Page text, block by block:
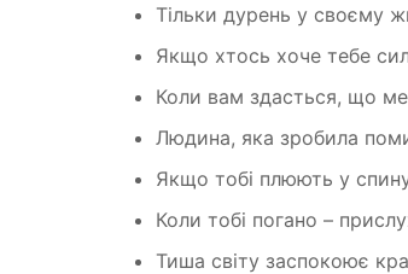
Тільки дурень у своєму
Якщо хтось хоче тебе
Коли вам здасться, що
Людина, яка зробила
Якщо тобі плюють у
Коли тобі погано –
Тиша світу заспокоює